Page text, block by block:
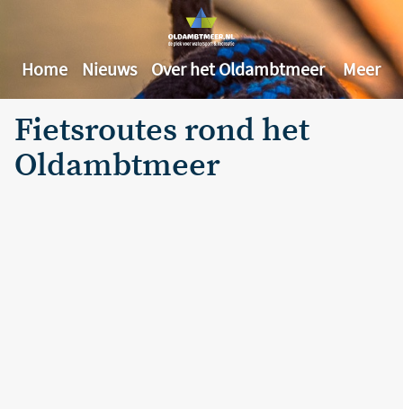
Home Nieuws Over het Oldambtmeer Meer
Fietsroutes rond het
Oldambtmeer